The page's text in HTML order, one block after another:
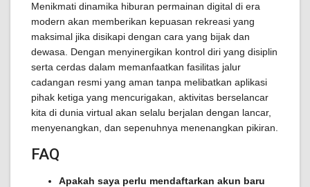
Menikmati dinamika hiburan permainan digital di era
modern akan memberikan kepuasan rekreasi yang
maksimal jika disikapi dengan cara yang bijak dan
dewasa. Dengan menyinergikan kontrol diri yang disiplin
serta cerdas dalam memanfaatkan fasilitas jalur
cadangan resmi yang aman tanpa melibatkan aplikasi
pihak ketiga yang mencurigakan, aktivitas berselancar
kita di dunia virtual akan selalu berjalan dengan lancar,
menyenangkan, dan sepenuhnya menenangkan pikiran.
FAQ
Apakah saya perlu mendaftarkan akun baru